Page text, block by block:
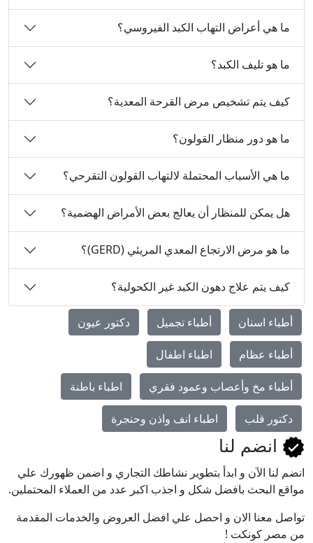
ما هي أعراض التهاب الكبد الفيروسي؟
ما هو تليف الكبد؟
كيف يتم تشخيص مرض القرحة المعدية؟
ما هو دور منظار القولون؟
ما هي الأسباب المحتملة لالتهاب القولون التقرحي؟
هل يمكن للمنظار أن يعالج بعض الأمراض الهضمية؟
ما هو مرض الارتجاع المعدي المريئي (GERD)؟
كيف يتم علاج دهون الكبد غير الكحولية؟
أطباء اسنان أطباء تجميل دكتور عيون
أطباء عظام اطباء اطفال
أطباء مخ وأعصاب وعمود فقري اطباء باطنة
دكتور قلب اطباء انف واذن وحنجرة
انضم لنا
انضم لنا اﻵن و ابدأ بتطوير نشاطك التجاري و اضمن ظهورك علي
مواقع البحث بافضل شكل و اجذب اكبر عدد من العملاء المحتملين.
تواصل معنا الان و احصل علي افضل العروض والخدمات المقدمة
من مصر كونكت !